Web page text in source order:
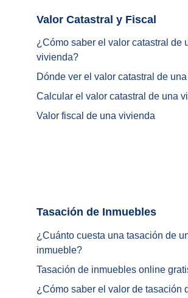
¿Cuánto cuesta una tasación de
inmueble?
Tasación de inmuebles online
¿ Cómo saber el valor de tasación
¿ Cómo saber el valor catastral de
vivienda?
Dónde ver el valor catastral de
Calcular el valor catastral de una
Valor fiscal de una vivienda